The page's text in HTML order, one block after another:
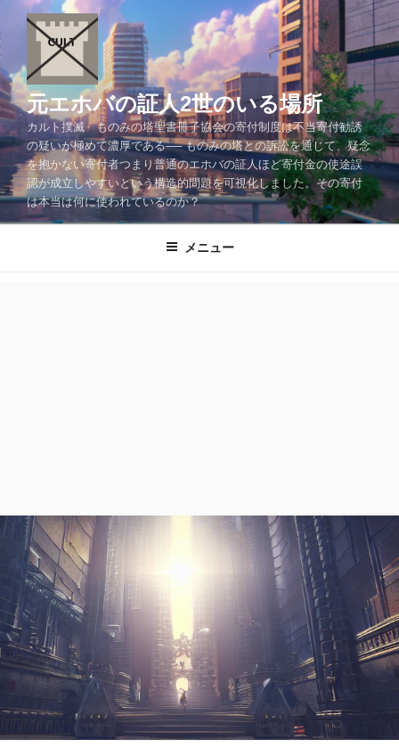
ン
テ
ン
ツ
へ
ス
ッ
プ
元エホバの証人2世のいる場所
カルト撲滅 ものみの塔聖書冊子協会の寄付制度は不当寄付勧誘
の疑いが極めて濃厚である── ものみの塔との訴訟を通じて、疑念
を抱かない寄付者つまり普通のエホバの証人ほど寄付金の使途誤
認が成立しやすいという構造的問題を可視化しました。その寄付
は本当は何に使われているのか？
メニュー